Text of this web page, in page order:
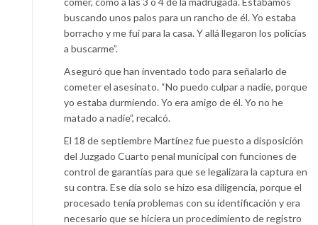
buscando unos palos para un rancho de él. Yo estaba
borracho y me fui para la casa. Y allá llegaron los policías
a buscarme”.
Aseguró que han inventado todo para señalarlo de
cometer el asesinato. “No puedo culpar a nadie, porque
yo estaba durmiendo. Yo era amigo de él. Yo no he
matado a nadie”, recalcó.
El 18 de septiembre Martínez fue puesto a disposición
del Juzgado Cuarto penal municipal con funciones de
control de garantías para que se legalizara la captura en
su contra. Ese día solo se hizo esa diligencia, porque el
procesado tenía problemas con su identificación y era
necesario que se hiciera un procedimiento de registro